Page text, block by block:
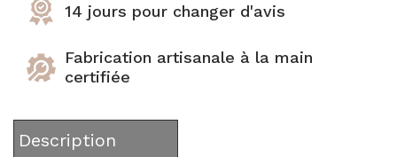
14 jours pour changer d'avis
Fabrication artisanale à la main
certifiée
Description